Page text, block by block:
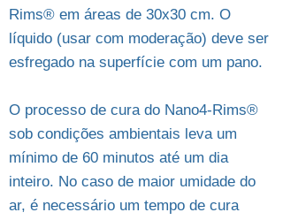
Rims® em áreas de 30x30 cm. O
líquido (usar com moderação) deve ser
esfregado na superfície com um pano.
O processo de cura do Nano4-Rims®
sob condições ambientais leva um
mínimo de 60 minutos até um dia
inteiro. No caso de maior umidade do
ar, é necessário um tempo de cura